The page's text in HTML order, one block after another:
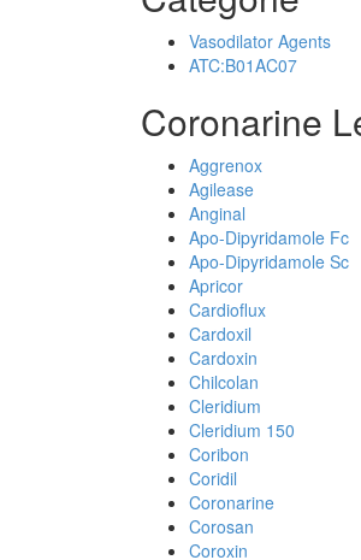
Vasodilator Agents
ATC:B01AC07
Coronarine
Aggrenox
Agilease
Anginal
Apo-Dipyridamole Fc
Apo-Dipyridamole Sc
Apricor
Cardioflux
Cardoxil
Cardoxin
Chilcolan
Cleridium
Cleridium 150
Coribon
Coridil
Coronarine
Corosan
Coroxin